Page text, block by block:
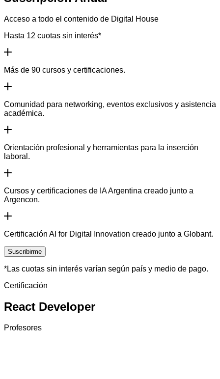
Acceso a todo el contenido de Digital House
Hasta 12 cuotas sin interés*
Más de 90 cursos y certificaciones.
Comunidad para networking, eventos exclusivos y asistencia
académica.
Orientación profesional y herramientas para la inserción
laboral.
Cursos y certificaciones de IA Argentina creado junto a
Argencon.
Certificación AI for Digital Innovation creado junto a Globant.
Suscribirme
*Las cuotas sin interés varían según país y medio de pago.
Certificación
React Developer
Profesores